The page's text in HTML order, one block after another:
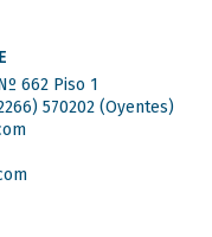
662 Piso 1
570202 (Oyentes)